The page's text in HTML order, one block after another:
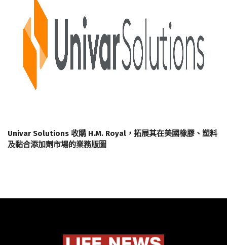
Univar Solutions 收購 H.M. Royal，拓展其在美國橡膠、塑料
及黏合添加劑市場的業務版圖